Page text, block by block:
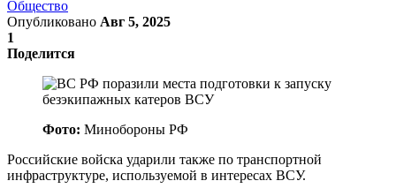
Общество
Опубликовано Авг 5, 2025
1
Поделится
Фото: Минобороны РФ
Российские войска ударили также по транспортной
инфраструктуре, используемой в интересах ВСУ.